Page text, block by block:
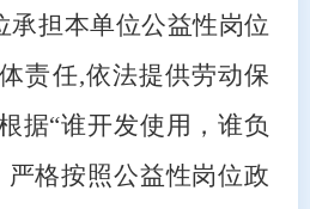
承担本单位公益性岗位
责任,依法提供劳动保
据“谁开发使用，谁负
严格按照公益性岗位政